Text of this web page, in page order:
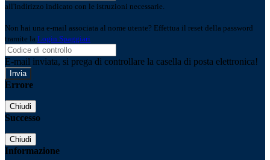
all'indirizzo indicato con le istruzioni necessarie.
Non hai una e-mail associata al nome utente? Effettua il reset della password
tramite la Login Spaggiari
E-mail inviata, si prega di controllare la casella di posta elettronica!
Errore
Chiudi
Successo
Chiudi
Informazione